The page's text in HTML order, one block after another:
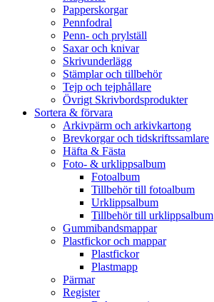
Papperskorgar
Pennfodral
Penn- och prylställ
Saxar och knivar
Skrivunderlägg
Stämplar och tillbehör
Tejp och tejphållare
Övrigt Skrivbordsprodukter
Sortera & förvara
Arkivpärm och arkivkartong
Brevkorgar och tidskriftssamlare
Häfta & Fästa
Foto- & urklippsalbum
Fotoalbum
Tillbehör till fotoalbum
Urklippsalbum
Tillbehör till urklippsalbum
Gummibandsmappar
Plastfickor och mappar
Plastfickor
Plastmapp
Pärmar
Register